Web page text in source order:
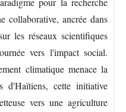
collaborative, ancrée dans
les réseaux scientifiques
vers l'impact social.
climatique menace la
d'Haïtiens, cette initiative
vers une agriculture